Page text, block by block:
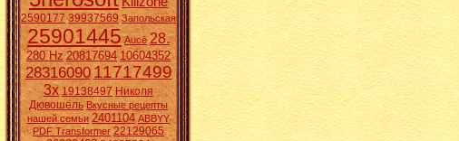
2590177 39937569 Запольская
25901445 Aucē 28.
280 Hz 20817694 10604352
2831609011717499
3x 19138497 Николя
Дювошель Вкусные рецепты
нашей семьи 2401104 ABBYY
PDF Transformer 22129065